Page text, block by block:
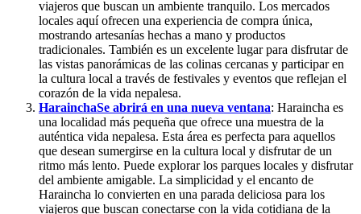
viajeros que buscan un ambiente tranquilo. Los mercados
locales aquí ofrecen una experiencia de compra única,
mostrando artesanías hechas a mano y productos
tradicionales. También es un excelente lugar para disfrutar de
las vistas panorámicas de las colinas cercanas y participar en
la cultura local a través de festivales y eventos que reflejan el
corazón de la vida nepalesa.
HarainchaSe abrirá en una nueva ventana: Haraincha es
una localidad más pequeña que ofrece una muestra de la
auténtica vida nepalesa. Esta área es perfecta para aquellos
que desean sumergirse en la cultura local y disfrutar de un
ritmo más lento. Puede explorar los parques locales y disfrutar
del ambiente amigable. La simplicidad y el encanto de
Haraincha lo convierten en una parada deliciosa para los
viajeros que buscan conectarse con la vida cotidiana de la